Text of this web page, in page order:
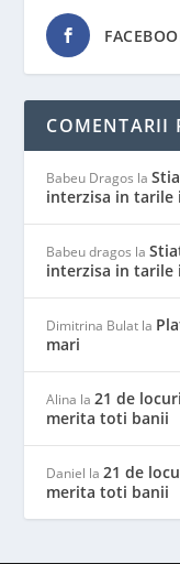
COMENTARII
Babeu Dragos la
interzisa in tarile
Babeu dragos la
interzisa in tarile
Dimitrina Bulat la
mari
Alina la21 de
merita toti banii
Daniel la21 de
merita toti banii